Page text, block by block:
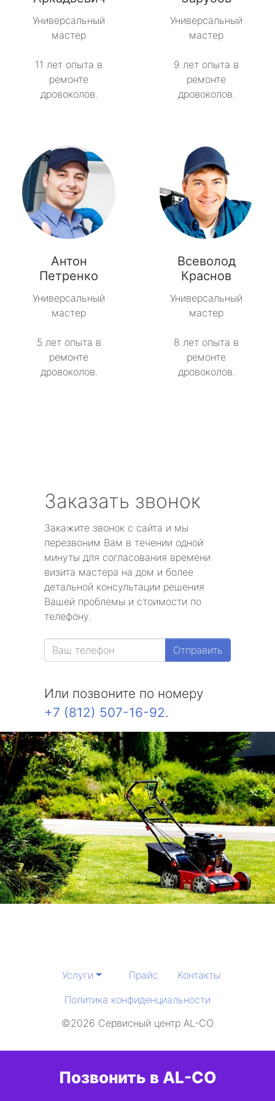
Тайцы
Толмачёво
Фёдоровское
Форносово
Янино-1
Универсальный
мастер
11 лет опыта в
ремонте
дровоколов.
Универсальный
мастер
9 лет опыта в
ремонте
дровоколов.
Антон
Петренко
Универсальный
мастер
5 лет опыта в
ремонте
дровоколов.
Всеволод
Краснов
Универсальный
мастер
8 лет опыта в
ремонте
дровоколов.
Заказать звонок
Закажите звонок с сайта и мы
перезвоним Вам в течении одной
минуты для согласования времени
визита мастера на дом и более
детальной консультации решения
Вашей проблемы и стоимости по
телефону.
Отправить
Или позвоните по номеру
+7 (812) 507-16-92.
Услуги Прайс
Контакты
Политика конфиденциальности
©2026 Сервисный центр AL-CO
Позвонить в AL-CO